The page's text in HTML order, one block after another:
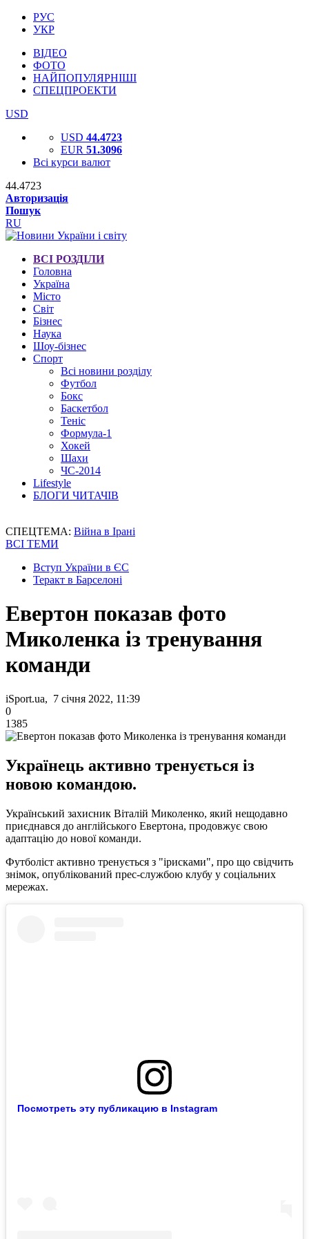
РУС
УКР
ВІДЕО
ФОТО
НАЙПОПУЛЯРНІШІ
СПЕЦПРОЕКТИ
USD
USD 44.4723
EUR 51.3096
Всі курси валют
44.4723
Авторизація
Пошук
RU
ВСІ РОЗДІЛИ
Головна
Україна
Місто
Світ
Бізнес
Наука
Шоу-бізнес
Спорт
Всі новини розділу
Футбол
Бокс
Баскетбол
Теніс
Формула-1
Хокей
Шахи
ЧС-2014
Lifestyle
БЛОГИ ЧИТАЧІВ
СПЕЦТЕМА: Війна в Ірані
ВСІ ТЕМИ
Вступ України в ЄС
Теракт в Барселоні
Евертон показав фото
Миколенка із тренування
команди
iSport.ua, 7 січня 2022, 11:39
0
1385
Українець активно тренується із
новою командою.
Український захисник Віталій Миколенко, який нещодавно
приєднався до англійського Евертона, продовжує свою
адаптацію до нової команди.
Футболіст активно тренується з "ірисками", про що свідчить
знімок, опублікований прес-службою клубу у соціальних
мережах.
Посмотреть эту публикацию в Instagram